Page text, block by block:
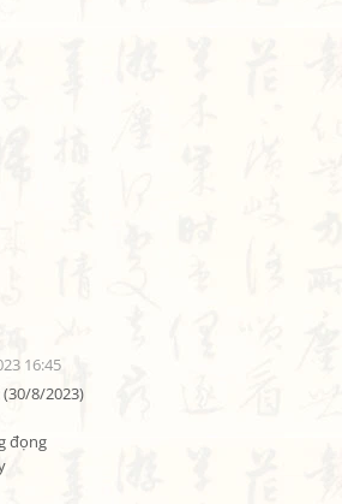
16:45
(30/8/2023)
đọng